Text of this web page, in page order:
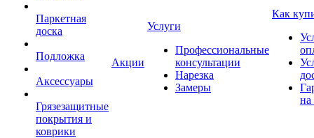
Паркетная
доска
Подложка
Аксессуары
Грязезащитные
покрытия и
коврики
Акции
Услуги
Профессиональные
консультации
Нарезка
Замеры
Как
на